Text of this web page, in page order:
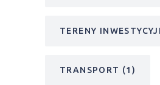
TERENY
TRANSPORT (1)